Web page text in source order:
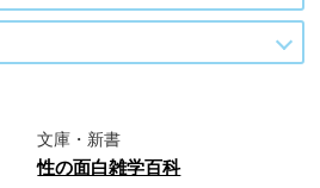
文庫・新書
性の面白雑学百科